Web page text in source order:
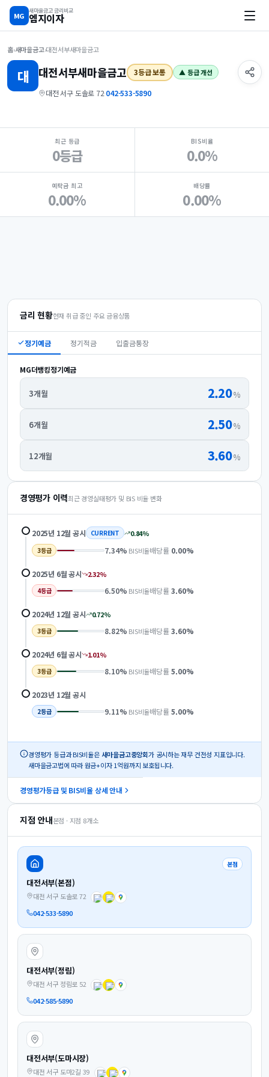
MG
새마을금고 금리비교
엠지이자
홈›새마을금고›대전서부새마을금고
대 대전서부새마을금고 3등급 보통 ▲ 등급 개선
대전 서구 도솔로 72·042-533-5890
지점 핵심 지표 요약
최근 등급
0등급
BIS비율
0.0%
예탁금 최고
0.00%
배당률
0.00%
금리 현황현재 취급 중인 주요 금융상품
정기예금 정기적금 입출금통장
MG더뱅킹정기예금
3개월 2.20%
6개월 2.50%
12개월 3.60%
경영평가 이력최근 경영실태평가 및 BIS 비율 변화
2025년 12월 공시 CURRENT 0.84%
3등급 7.34% BIS비율배당률 0.00%
2025년 6월공시 2.32%
4등급 6.50% BIS비율배당률 3.60%
2024년 12월 공시 0.72%
3등급 8.82% BIS비율배당률 3.60%
2024년 6월공시 1.01%
3등급 8.10% BIS비율배당률 5.00%
2023년 12월 공시
2등급 9.11% BIS비율배당률 5.00%
경영평가 등급과 BIS비율은 새마을금고중앙회가 공시하는 재무 건전성 지표입니다.
새마을금고법에 따라 원금+이자 1억원까지 보호됩니다.
경영평가등급 및 BIS비율 상세 안내
지점 안내본점 · 지점 8개소
본점
대전서부(본점)
대전 서구 도솔로 72
042-533-5890
대전서부(정림)
대전 서구 정림로 52
042-585-5890
대전서부(도마시장)
대전 서구 도마2길 39